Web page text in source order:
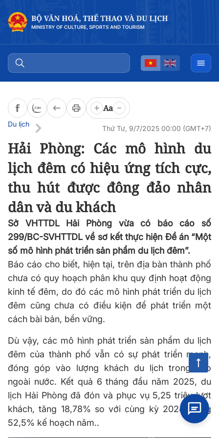
Aa
Du lịch
Thứ Tư, 9/7/2025 00:00 (GMT+7)
Hải Phòng: Các mô hình du
lịch đêm có hiệu ứng tích cực,
thu hút được đông đảo nhân
dân và du khách
Sở VHTTDL Hải Phòng vừa có báo cáo số
299/BC-SVHTTDL về sơ kết thực hiện Đề án “Một
số mô hình phát triển sản phẩm du lịch đêm”.
Báo cáo cho biết, hiện tại, trên địa bàn thành phố
chưa có quy hoạch phân khu quy định hoạt động
kinh tế đêm, do đó các mô hình phát triển du lịch
đêm cũng chưa có điều kiện để phát triển một
cách bài bản, bền vững.
Dù vậy, các mô hình phát triển sản phẩm du lịch
đêm của thành phố vẫn có sự phát triển mạnh,
đóng góp vào lượng khách du lịch trong vào
ngoài nước. Kết quả 6 tháng đầu năm 2025, du
lịch Hải Phòng đã đón và phục vụ 5,25 triệu lượt
khách, tăng 18,78% so với cùng kỳ 2024, bằng
52,5% kế hoạch năm..
Đọc bài